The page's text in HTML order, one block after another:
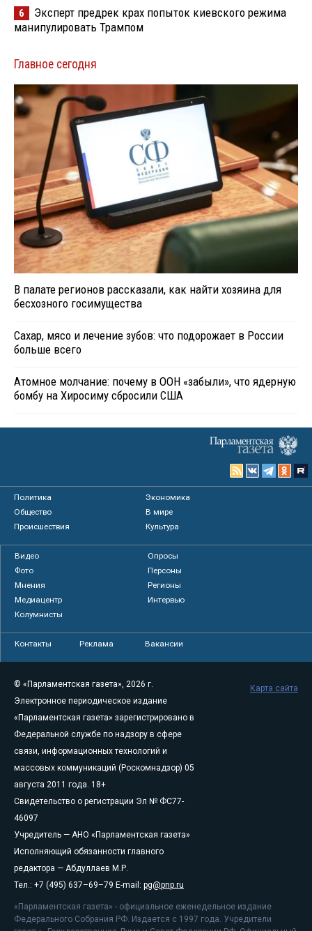
6
Эксперт предрек крах попыток киевского режима
манипулировать Трампом
Главное сегодня
В палате регионов рассказали, как найти хозяина для
бесхозного госимущества
Сахар, мясо и лечение зубов: что подорожает в России
больше всего
Атомное молчание: почему в ООН «забыли», что ядерную
бомбу на Хиросиму сбросили США
Политика
Экономика
Общество
В мире
Происшествия
Культура
Видео
Опросы
Фото
Персоны
Мнения
Регионы
Медиацентр
Интервью
Колумнисты
Контакты Реклама Вакансии
© «Парламентская газета», 2026 г.
Электронное периодическое издание
«Парламентская газета» зарегистрировано в
Федеральной службе по надзору в сфере
связи, информационных технологий и
массовых коммуникаций (Роскомнадзор) 05
августа 2011 года. 18+
Свидетельство о регистрации Эл № ФС77-
46097
Учредитель — АНО «Парламентская газета»
Исполняющий обязанности главного
редактора — Абдуллаев М.Р.
Тел.: +7 (495) 637–69–79 E-mail: pg@pnp.ru
«Парламентская газета» - официальное еженедельное издание
Федерального Собрания РФ. Издается с 1997 года. Учредители
Карта сайта